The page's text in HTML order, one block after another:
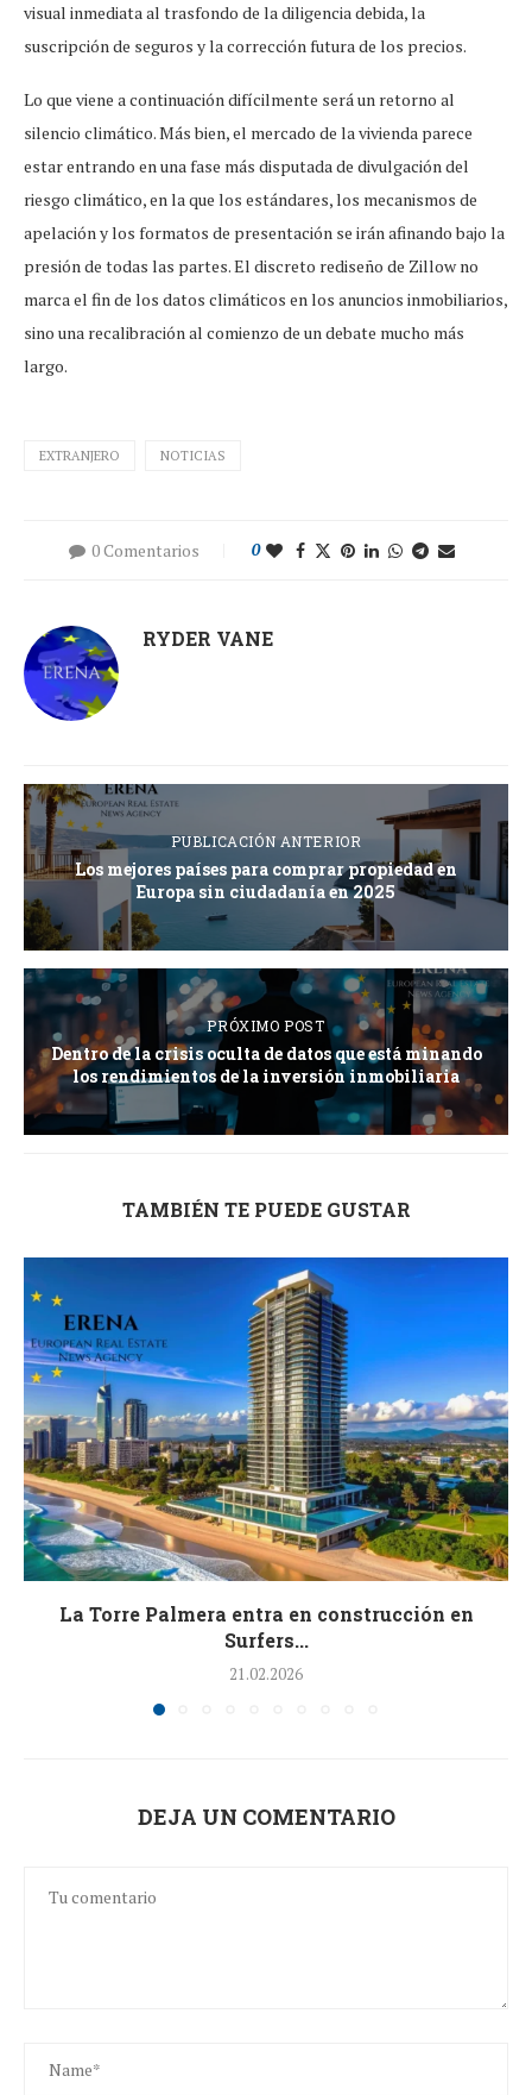
visual inmediata al trasfondo de la diligencia debida, la
suscripción de seguros y la corrección futura de los precios.
Lo que viene a continuación difícilmente será un retorno al
silencio climático. Más bien, el mercado de la vivienda parece
estar entrando en una fase más disputada de divulgación del
riesgo climático, en la que los estándares, los mecanismos de
apelación y los formatos de presentación se irán afinando bajo la
presión de todas las partes. El discreto rediseño de Zillow no
marca el fin de los datos climáticos en los anuncios inmobiliarios,
sino una recalibración al comienzo de un debate mucho más
largo.
EXTRANJERO NOTICIAS
0 Comentarios 0
RYDER VANE
PUBLICACIÓN ANTERIOR
Los mejores países para comprar propiedad en
Europa sin ciudadanía en 2025
PRÓXIMO POST
Dentro de la crisis oculta de datos que está minando
los rendimientos de la inversión inmobiliaria
TAMBIÉN TE PUEDE GUSTAR
La Torre Palmera entra en construcción en
Surfers...
21.02.2026
DEJA UN COMENTARIO